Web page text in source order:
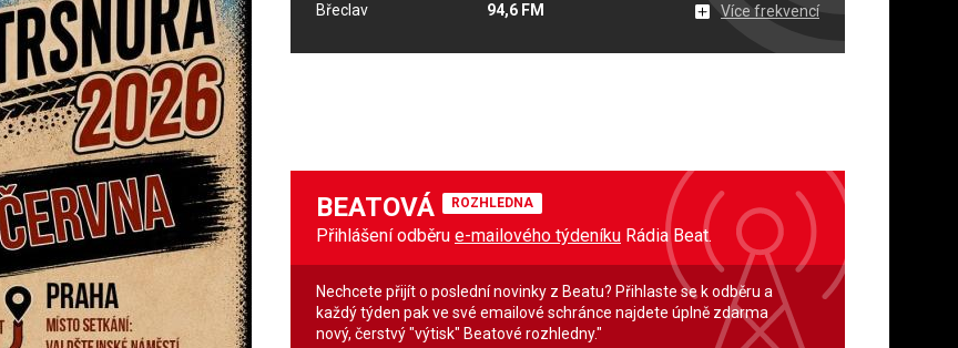
Břeclav
94,6 FM Více frekvencí
BEATOVÁ ROZHLEDNA
Přihlášení odběru e-mailového týdeníku Rádia Beat.
Nechcete přijít o poslední novinky z Beatu? Přihlaste se k odběru a
každý týden pak ve své emailové schránce najdete úplně zdarma
nový, čerstvý "výtisk" Beatové rozhledny."